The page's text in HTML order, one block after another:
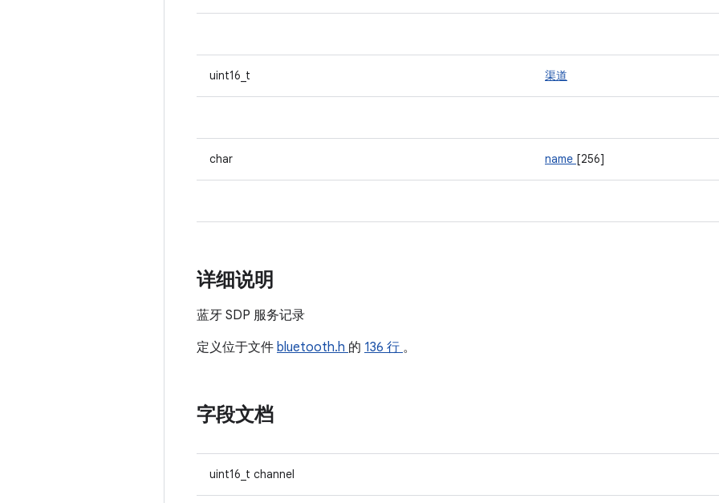
uint16_t 渠道
char name [256]
详细说明
蓝牙 SDP 服务记录
定义位于文件 bluetooth.h 的 136 行 。
字段文档
uint16_t channel